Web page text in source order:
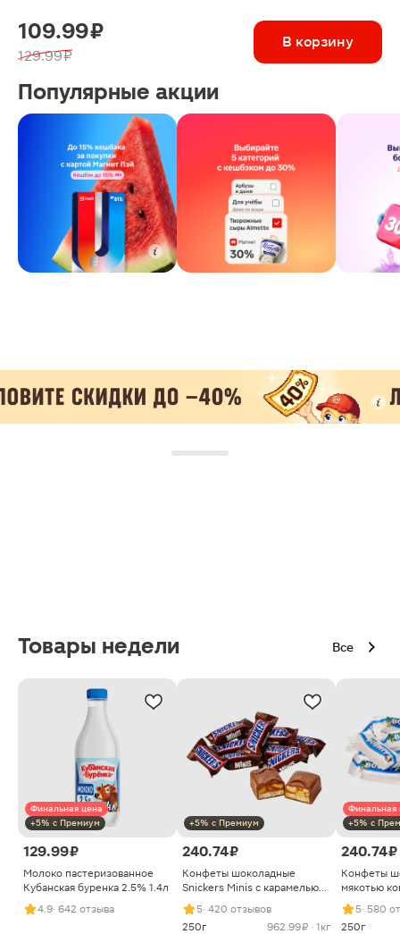
109.99 ₽
129.99 ₽
В корзину
Популярные акции
Товары недели Все
Финальная цена
+5% с Премиум
129.99 ₽
Молоко пастеризованное
Кубанская буренка 2.5% 1.4л
4.9· 642 отзыва
+5% с Премиум
240.74 ₽
Конфеты шоколадные
Snickers Minis с карамелью
арахисом и нугой
5· 420 отзывов
250г
962.99 ₽ · 1кг
Финальная
+5% с
240.74 ₽
Конфеты
мякотью
5· 580
250г